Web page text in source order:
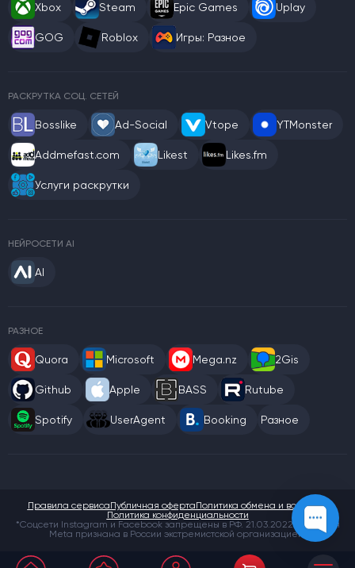
Xbox Steam Epic Games Uplay
GOG Roblox Игры: Разное
РАСКРУТКА СОЦ. СЕТЕЙ
Bosslike Ad-Social Vtope YTMonster
Addmefast.com Likest Likes.fm
Услуги раскрутки
НЕЙРОСЕТИ AI
AI
РАЗНОЕ
Quora Microsoft Mega.nz 2Gis
Github Apple BASS Rutube
Spotify UserAgent Booking Разное
*Соцсети Instagram и Facebook запрещены в РФ. 21.03.2022 компания
Meta признана в России экстремистской организацией.
Правила сервисаПубличная офертаПолитика обмена и возврата
Политика конфиденциальности